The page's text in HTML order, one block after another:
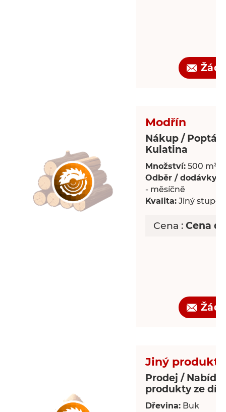
Modřín
Nákup /
Kulatina
Množství: 500 m³
Odběr / dodávky:
- měsíčně
Kvalita: Jiný
Cena : Cena
Jiný produkt
Prodej /
produkty ze
Dřevina: Buk